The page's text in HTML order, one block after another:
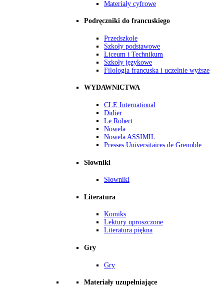
Materiały cyfrowe
Podręczniki do francuskiego
Przedszkole
Szkoły podstawowe
Liceum i Technikum
Szkoły językowe
Filologia francuska i uczelnie wyższe
WYDAWNICTWA
CLE International
Didier
Le Robert
Nowela
Nowela ASSIMIL
Presses Universitaires de Grenoble
Słowniki
Słowniki
Literatura
Komiks
Lektury uproszczone
Literatura piękna
Gry
Gry
Materiały uzupełniające